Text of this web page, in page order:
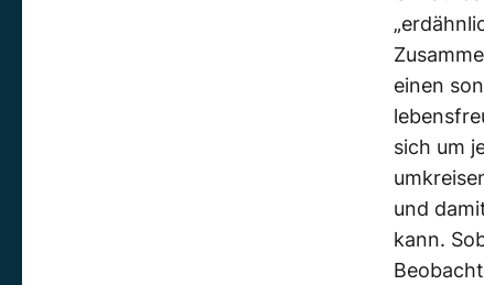
einen
sich um
und
kann.